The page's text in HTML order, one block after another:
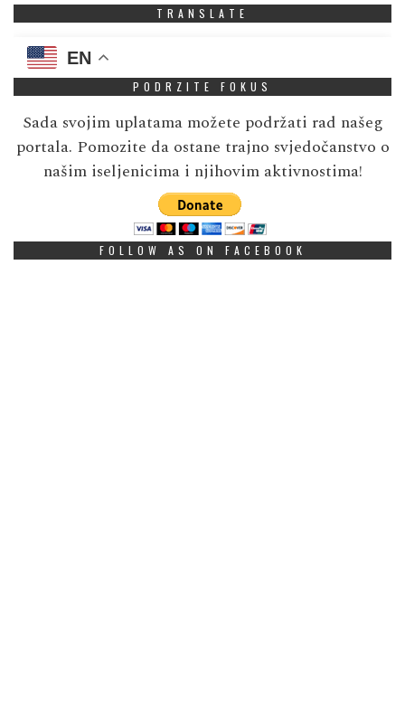
TRANSLATE
EN
PODRZITE FOKUS
Sada svojim uplatama možete podržati rad našeg
portala. Pomozite da ostane trajno svjedočanstvo o
našim iseljenicima i njihovim aktivnostima!
FOLLOW AS ON FACEBOOK